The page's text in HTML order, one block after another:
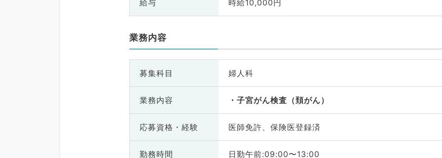
給与 時給10,000円
業務内容
募集科目 婦人科
業務内容 子宮がん検査（頚がん）
応募資格・ 経験 医師免許、保険医登録済
勤務時間 日勤午前:09:00〜13:00